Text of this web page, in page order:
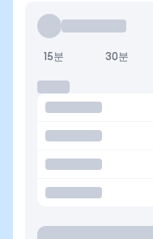
15분 30분